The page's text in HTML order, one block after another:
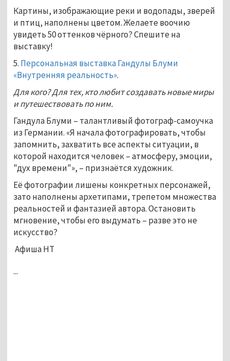
Картины, изображающие реки и водопады, зверей
и птиц, наполнены цветом. Желаете воочию
увидеть 50 оттенков чёрного? Спешите на
выставку!
5. Персональная выставка Гандулы Блуми
«Внутренняя реальность».
Для кого? Для тех, кто любит создавать новые миры
и путешествовать по ним.
Гандула Блуми – талантливый фотограф-самоучка
из Германии. «Я начала фотографировать, чтобы
запомнить, захватить все аспекты ситуации, в
которой находится человек – атмосферу, эмоции,
"дух времени"», – признаётся художник.
Её фотографии лишены конкретных персонажей,
зато наполнены архетипами, трепетом множества
реальностей и фантазией автора. Остановить
мгновение, чтобы его выдумать – разве это не
искусство?
Афиша НТ
...